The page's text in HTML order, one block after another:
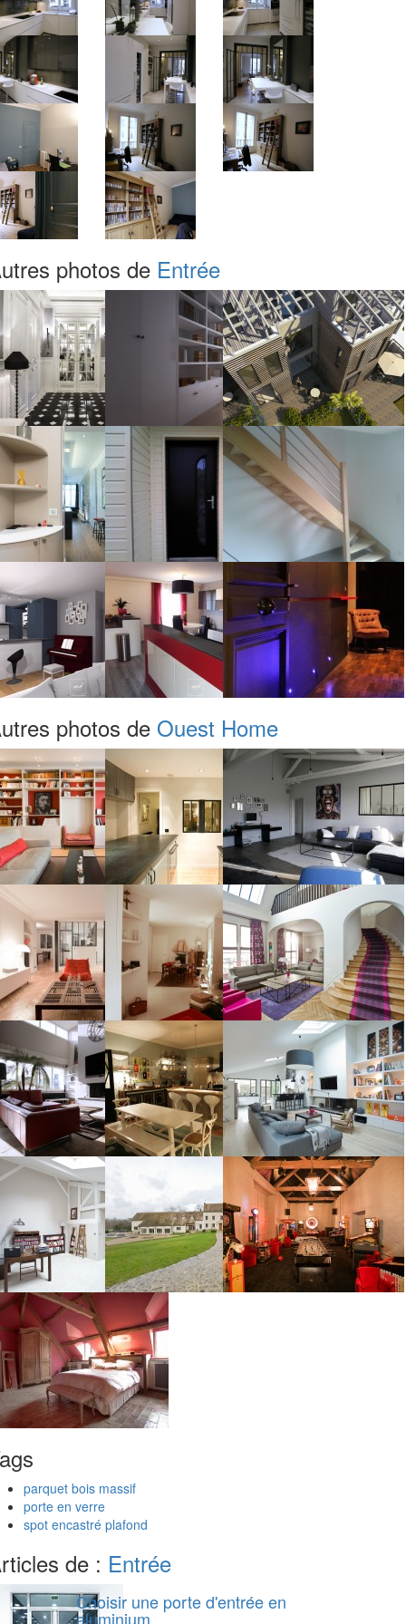
photos de Entrée
photos de Ouest Home
parquet bois massif
porte en verre
spot encastré plafond
de : Entrée
Choisir une porte d'entrée en
aluminium